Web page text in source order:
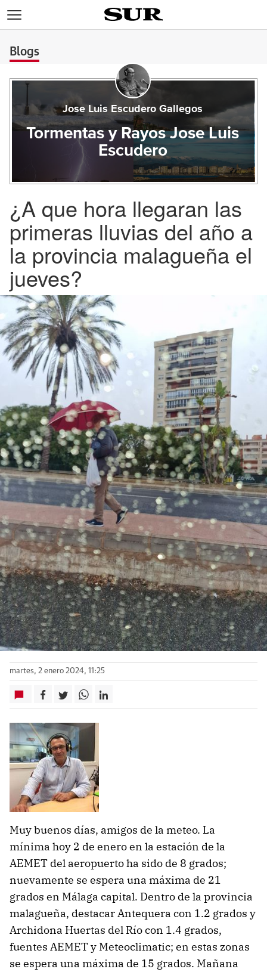
Blogs
Jose Luis Escudero Gallegos
Tormentas y Rayos Jose Luis
Escudero
¿A que hora llegaran las
primeras lluvias del año a
la provincia malagueña el
jueves?
martes, 2 enero 2024, 11:25
Muy buenos días, amigos de la meteo. La
mínima hoy 2 de enero en la estación de la
AEMET del aeropuerto ha sido de 8 grados;
nuevamente se espera una máxima de 21
grados en Málaga capital. Dentro de la provincia
malagueña, destacar Antequera con 1.2 grados y
Archidona Huertas del Río con 1.4 grados,
fuentes AEMET y Meteoclimatic; en estas zonas
se espera una máxima de 15 grados. Mañana